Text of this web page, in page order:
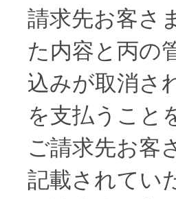
請求先お客さ
た内容と丙の
込みが取消さ
を支払うこと
ご請求先お客
記載されてい